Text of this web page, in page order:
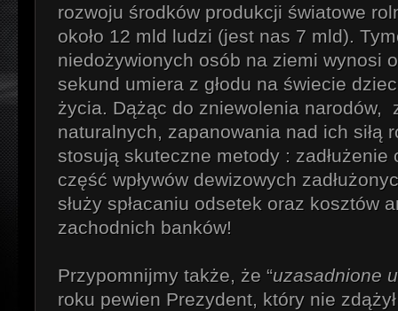
rozwoju środków produkcji światowe
około 12 mld ludzi (jest nas 7 mld).
niedożywionych osób na ziemi wynosi
sekund umiera z głodu na świecie
życia. Dążąc do zniewolenia narodów,
naturalnych, zapanowania nad ich siłą
stosują skuteczne metody : zadłużenie
część wpływów dewizowych
służy spłacaniu odsetek oraz kosztów
zachodnich banków!
Przypomnijmy także, że “uzasadnione
roku pewien Prezydent, który nie